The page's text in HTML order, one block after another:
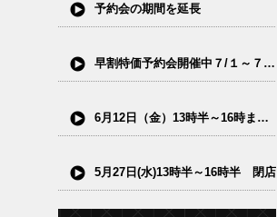
予約会の期間を延長
早割特価予約会開催中７/１～７/15(水)
6月12日（金）13時半～16時まで閉店
5月27日(水)13時半～16時半 閉店